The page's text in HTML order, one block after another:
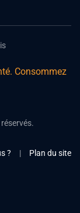
Consommez
? | Plan du site